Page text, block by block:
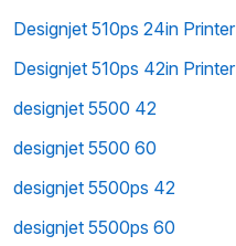
Designjet 510ps 24in Printer
Designjet 510ps 42in Printer
designjet 5500 42
designjet 5500 60
designjet 5500ps 42
designjet 5500ps 60